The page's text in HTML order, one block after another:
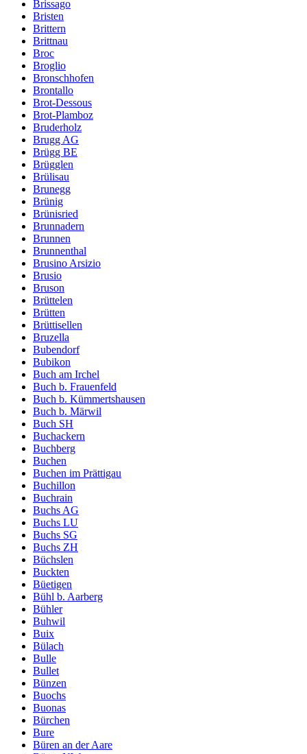
Brissago
Bristen
Brittern
Brittnau
Broc
Broglio
Bronschhofen
Brontallo
Brot-Dessous
Brot-Plamboz
Bruderholz
Brugg AG
Brügg BE
Brügglen
Brülisau
Brunegg
Brünig
Brünisried
Brunnadern
Brunnen
Brunnenthal
Brusino Arsizio
Brusio
Bruson
Brüttelen
Brütten
Brüttisellen
Bruzella
Bubendorf
Bubikon
Buch am Irchel
Buch b. Frauenfeld
Buch b. Kümmertshausen
Buch b. Märwil
Buch SH
Buchackern
Buchberg
Buchen
Buchen im Prättigau
Buchillon
Buchrain
Buchs AG
Buchs LU
Buchs SG
Buchs ZH
Büchslen
Buckten
Büetigen
Bühl b. Aarberg
Bühler
Buhwil
Buix
Bülach
Bulle
Bullet
Bünzen
Buochs
Buonas
Bürchen
Bure
Büren an der Aare